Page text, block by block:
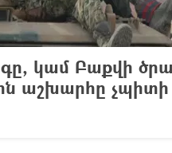
կամ Բաքվի
աշխարհը